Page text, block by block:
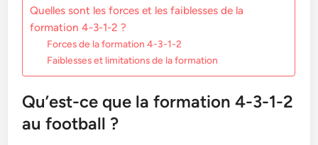
Quelles sont les forces et les faiblesses de la
formation 4-3-1-2 ?
Forces de la formation 4-3-1-2
Faiblesses et limitations de la formation
Qu’est-ce que la formation 4-3-1-2
au football ?